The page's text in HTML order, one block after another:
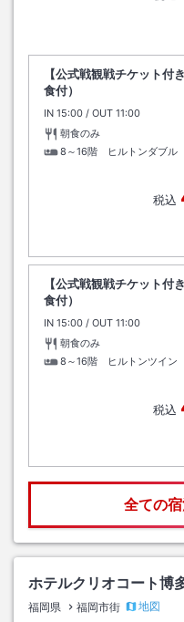
【公式戦観戦チケット
食付）
IN チェックイン
15:00 / OUT チェックアウト
11:00
朝食のみ
8～16階 ヒルトンダブル
税込
【公式戦観戦チケット
食付）
IN チェックイン
15:00 / OUT チェックアウト
11:00
朝食のみ
8～16階 ヒルトンツイン（
税込
全ての
ホテルクリオコート博
福岡県 福岡市街
地図